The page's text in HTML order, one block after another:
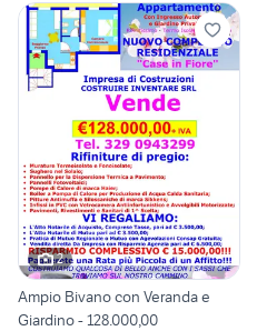
2
Ampio Bivano con Veranda e
Giardino - 128.000,00